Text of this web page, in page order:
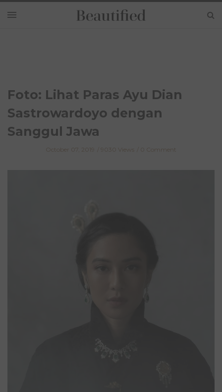
Foto: Lihat Paras Ayu Dian
Sastrowardoyo dengan
Sanggul Jawa
October 07, 2019 9030 Views 0 Comment